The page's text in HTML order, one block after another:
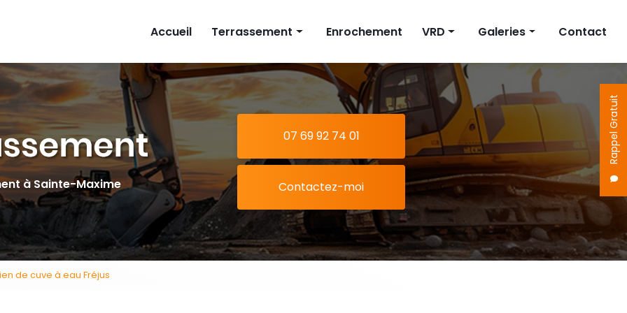
Rappel Gratuit
Accueil
Terrassement
Implantation maison
Piscine
Extension
Enrochement VRD
Fosse septique
Cuve à eau
Pompe de relevage
Galeries
Terrassement
Enrochement
VRD
Contact
à Sainte-Maxime
07 69 92 74 01
Contactez-moi
de cuve à eau Fréjus